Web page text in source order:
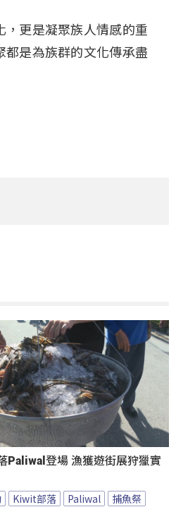
更是凝聚族人情感的重
是為族群的文化傳承盡
Paliwal登場 漁獲遊街展狩獵實
Kiwit部落 Paliwal 捕魚祭